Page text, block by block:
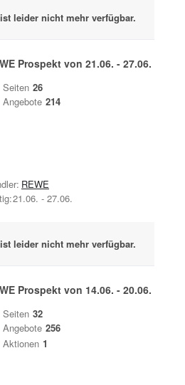
leider nicht mehr verfügbar.
Prospekt von 21.06. - 27.06.
Seiten 26
Angebote 214
21.06. - 27.06.
REWE
leider nicht mehr verfügbar.
Prospekt von 14.06. - 20.06.
Seiten 32
Angebote 256
Aktionen 1